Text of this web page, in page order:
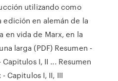
utilizando como
edición en alemán de la
en vida de Marx, en la
larga (PDF) Resumen -
I, II ... Resumen
Capitulos I, II, III